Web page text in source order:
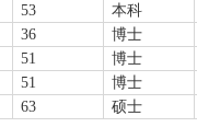
53
本科
36
博士
51
博士
51
博士
63 硕士